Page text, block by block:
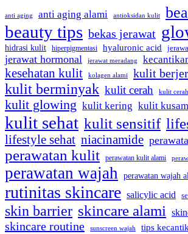
anti aging anti aging alami antioksidan kulit
beauty tips bekas jerawat
hidrasi kulit hiperpigmentasi hyaluronic acid
jerawat hormonal jerawat meradang
kesehatan kulit kolagen alami kulit
kulit berminyak kulit cerah kulit
kulit glowing kulit kering kulit kusam
kulit sehat kulit sensitif
lifestyle sehat niacinamide
perawatan kulit perawatan kulit alami
perawatan wajah perawatan wajah
rutinitas skincare salicylic acid
skin barrier skincare alami
skincare routine sunscreen wajah tips